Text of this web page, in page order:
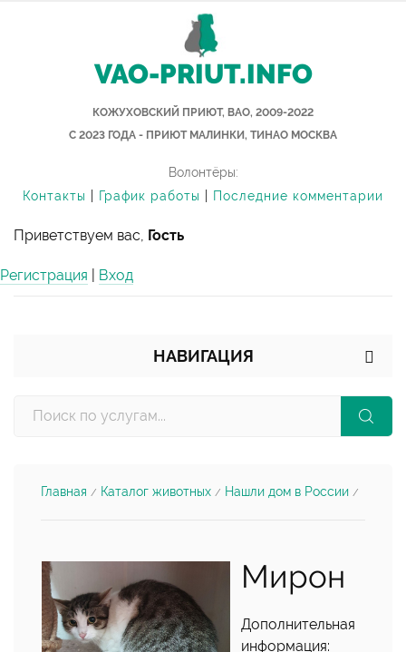
VAO-PRIUT.INFO
КОЖУХОВСКИЙ ПРИЮТ, ВАО, 2009-2022
С 2023 ГОДА - ПРИЮТ МАЛИНКИ, ТИНАО МОСКВА
Волонтёры:
Контакты
График работы Последние комментарии
Приветствуем вас, Гость
Регистрация Вход
НАВИГАЦИЯ
Главная / Каталог животных / Нашли дом в России /
Мирон
Дополнительная
информация: